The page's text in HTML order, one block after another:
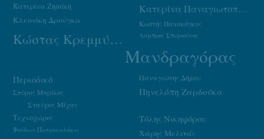
Κατερίνα Ζησάκη Κατερίνα Παναγιωτοπούλου
Κλεονίκη Δρούγκα Κωστής Παπακόγκος
Κώστας Κρεμμύδας Λάμπρος Σπυριούνης
Μανδραγόρας
Παναγιώτης Δήμου
Περιοδικό
Πηνελόπη Ζαρδούκα
Σπύρος Μπρίκος
Σταύρος Μίχας
Τεχνοχώρος
Τόλης Νικηφόρου
Φαίδων Πατρικαλάκις Χάρης Μελιτάς